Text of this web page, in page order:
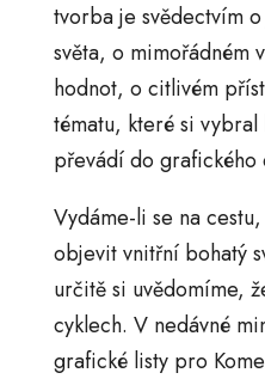
tvorba je svědectvím
světa, o mimořádném
hodnot, o citlivém
tématu, které si
převádí do grafického
Vydáme-li se na
objevit vnitřní bohatý
určitě si uvědomíme,
cyklech. V nedávné
grafické listy pro